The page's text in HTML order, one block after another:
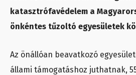
katasztrófavédelem a
önkéntes tűzoltó egyesületek
Az önállóan beavatkozó
állami támogatáshoz juthatnak,